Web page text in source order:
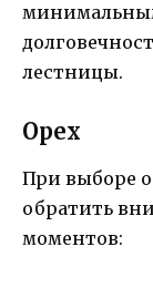
лестницы.
Орех
При выборе
обратить
моментов: